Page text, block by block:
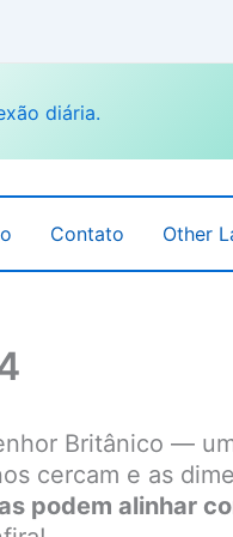
Contato Other
Britânico —
cercam e as
podem alinhar